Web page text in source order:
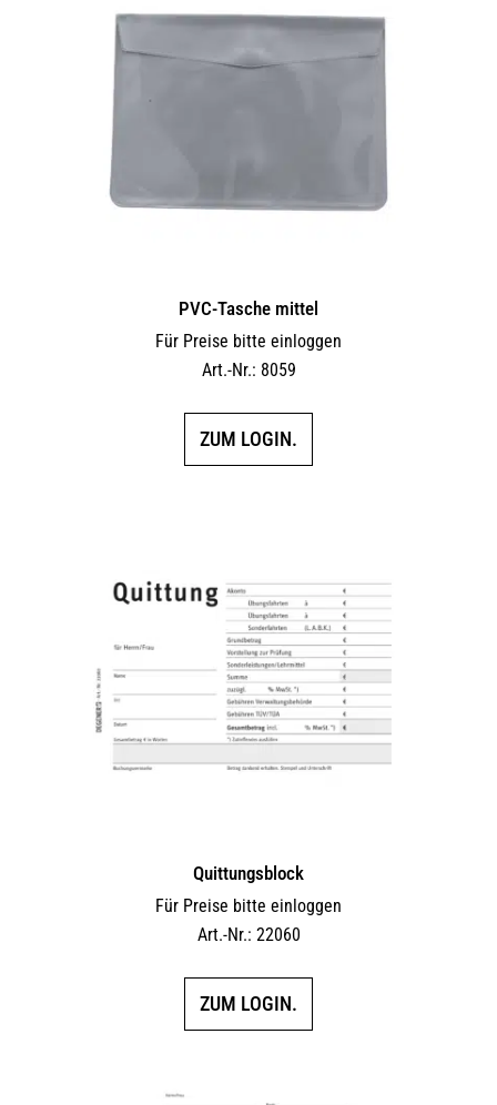
PVC-Tasche mittel
Für Preise bitte einloggen
Art.-Nr.: 8059
ZUM LOGIN.
Quittungsblock
Für Preise bitte einloggen
Art.-Nr.: 22060
ZUM LOGIN.